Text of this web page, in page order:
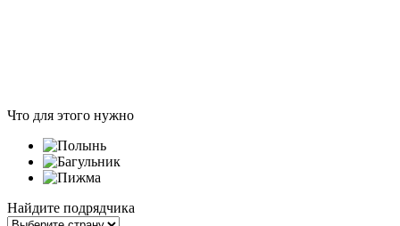
Что для этого нужно
Найдите подрядчика